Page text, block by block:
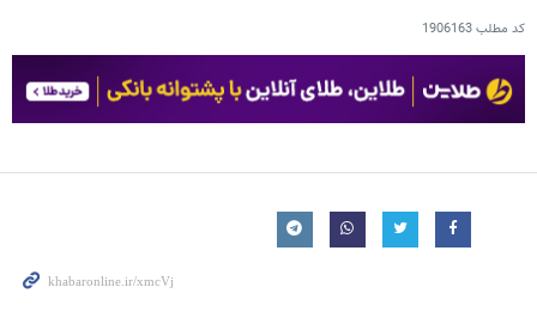
کد مطلب1906163